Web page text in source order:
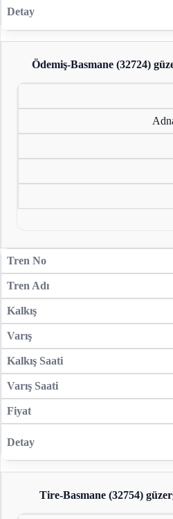
Ödemiş-Basmane (32724)
Tire-Basmane (32754)